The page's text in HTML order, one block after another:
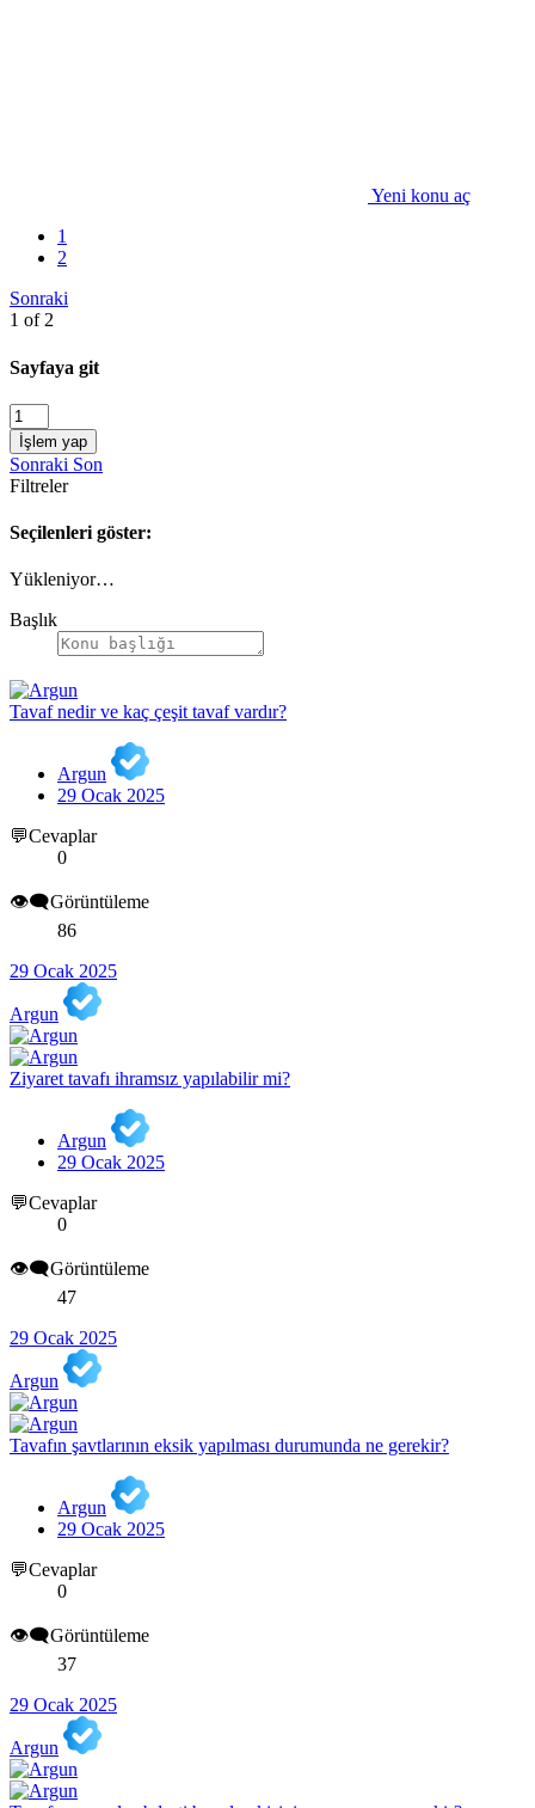
Yeni konu aç
1
2
Sonraki
1 of 2
Sayfaya git
İşlem yap
Sonraki Son
Filtreler
Seçilenleri göster:
Yükleniyor…
Başlık
Tavaf nedir ve kaç çeşit tavaf vardır?
Argun
29 Ocak 2025
💬Cevaplar
0
👁️‍🗨️Görüntüleme
86
29 Ocak 2025
Argun
Ziyaret tavafı ihramsız yapılabilir mi?
Argun
29 Ocak 2025
💬Cevaplar
0
👁️‍🗨️Görüntüleme
47
29 Ocak 2025
Argun
Tavafın şavtlarının eksik yapılması durumunda ne gerekir?
Argun
29 Ocak 2025
💬Cevaplar
0
👁️‍🗨️Görüntüleme
37
29 Ocak 2025
Argun